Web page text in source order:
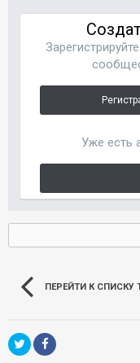
Уже есть
ПЕРЕЙТИ К СПИСКУ